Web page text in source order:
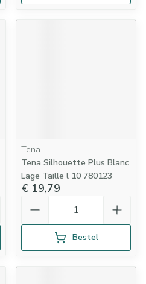
Tena
Tena Silhouette Plus Blanc
Lage Taille l 10 780123
€ 19,79
Bestel